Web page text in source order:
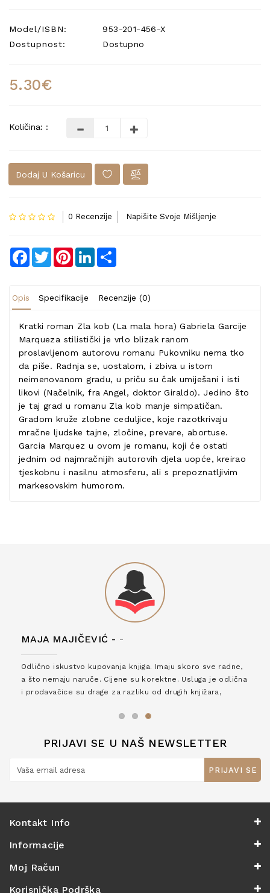
Model/ISBN:
953-201-456-X
Dostupnost:
Dostupno
5.30€
Količina: :
Dodaj U Košaricu
0 Recenzije Napišite Svoje Mišljenje
Facebook
TwitterPinterestLinkedIn
Opis Specifikacije Recenzije (0)
Kratki roman Zla kob (La mala hora) Gabriela Garcije
Marqueza stilistički je vrlo blizak ranom
proslavljenom autorovu romanu Pukovniku nema tko
da piše. Radnja se, uostalom, i zbiva u istom
neimenovanom gradu, u priču su čak umiješani i isti
likovi (Načelnik, fra Angel, doktor Giraldo). Jedino što
je taj grad u romanu Zla kob manje simpatičan.
Gradom kruže zlobne ceduljice, koje razotkrivaju
mračne ljudske tajne, zločine, prevare, abortuse.
Garcia Marquez u ovom je romanu, koji će ostati
jednim od najmračnijih autorovih djela uopće, kreirao
tjeskobnu i nasilnu atmosferu, ali s prepoznatljivim
markesovskim humorom.
MAJA MAJIČEVIĆ - -
Odlično iskustvo kupovanja knjiga. Imaju skoro sve radne,
a što nemaju naruče. Cijene su korektne. Usluga je odlična
i prodavačice su drage za razliku od drugih knjižara,
PRIJAVI SE U NAŠ NEWSLETTER
PRIJAVI SE
Kontakt Info
Informacije
Moj Račun
Korisnička Podrška